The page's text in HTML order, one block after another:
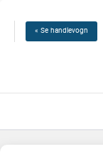
Se handlevogn »